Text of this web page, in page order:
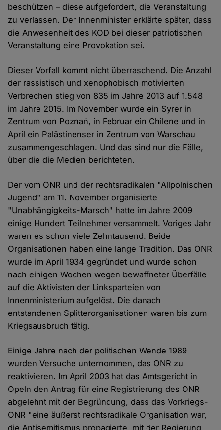
beschützen – diese aufgefordert, die Veranstaltung
zu verlassen. Der Innenminister erklärte später, dass
die Anwesenheit des KOD bei dieser patriotischen
Veranstaltung eine Provokation sei.
Dieser Vorfall kommt nicht überraschend. Die Anzahl
der rassistisch und xenophobisch motivierten
Verbrechen stieg von 835 im Jahre 2013 auf 1.548
im Jahre 2015. Im November wurde ein Syrer in
Zentrum von Poznań, in Februar ein Chilene und in
April ein Palästinenser in Zentrum von Warschau
zusammengeschlagen. Und das sind nur die Fälle,
über die die Medien berichteten.
Der vom ONR und der rechtsradikalen "Allpolnischen
Jugend" am 11. November organisierte
"Unabhängigkeits-Marsch" hatte im Jahre 2009
einige Hundert Teilnehmer versammelt. Voriges Jahr
waren es schon viele Zehntausend. Beide
Organisationen haben eine lange Tradition. Das ONR
wurde im April 1934 gegründet und wurde schon
nach einigen Wochen wegen bewaffneter Überfälle
auf die Aktivisten der Linksparteien von
Innenministerium aufgelöst. Die danach
entstandenen Splitterorganisationen waren bis zum
Kriegsausbruch tätig.
Einige Jahre nach der politischen Wende 1989
wurden Versuche unternommen, das ONR zu
reaktivieren. Im April 2003 hat das Amtsgericht in
Opeln den Antrag für eine Registrierung des ONR
abgelehnt mit der Begründung, dass das Vorkriegs-
ONR "eine äußerst rechtsradikale Organisation war,
die Antisemitismus propagierte, mit der Regierung